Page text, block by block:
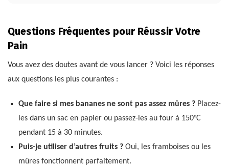
Questions Fréquentes pour Réussir Votre
Pain
Vous avez des doutes avant de vous lancer ? Voici les réponses
aux questions les plus courantes :
Que faire si mes bananes ne sont pas assez mûres ?Placez-
les dans un sac en papier ou passez-les au four à 150°C
pendant 15 à 30 minutes.
Puis-je utiliser d’autres fruits ?Oui, les framboises ou les
mûres fonctionnent parfaitement.